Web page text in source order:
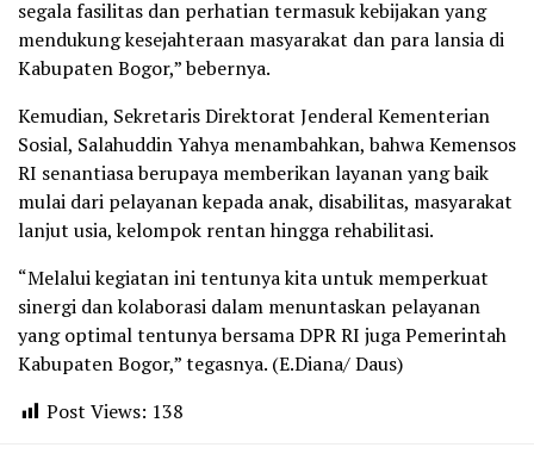
segala fasilitas dan perhatian termasuk kebijakan yang
mendukung kesejahteraan masyarakat dan para lansia di
Kabupaten Bogor,” bebernya.
Kemudian, Sekretaris Direktorat Jenderal Kementerian
Sosial, Salahuddin Yahya menambahkan, bahwa Kemensos
RI senantiasa berupaya memberikan layanan yang baik
mulai dari pelayanan kepada anak, disabilitas, masyarakat
lanjut usia, kelompok rentan hingga rehabilitasi.
“Melalui kegiatan ini tentunya kita untuk memperkuat
sinergi dan kolaborasi dalam menuntaskan pelayanan
yang optimal tentunya bersama DPR RI juga Pemerintah
Kabupaten Bogor,” tegasnya. (E.Diana/ Daus)
Post Views: 138